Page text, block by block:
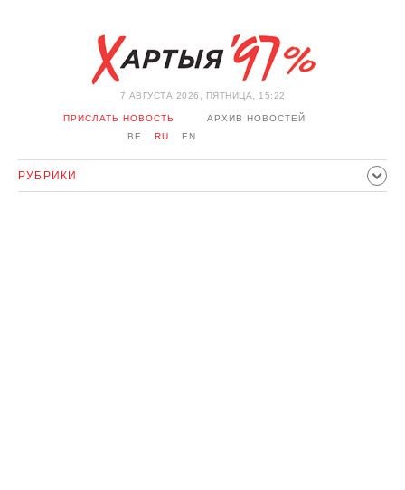
7 АВГУСТА 2026, ПЯТНИЦА, 15:22
ПРИСЛАТЬ НОВОСТЬ
АРХИВ НОВОСТЕЙ
BE
RU EN
РУБРИКИ